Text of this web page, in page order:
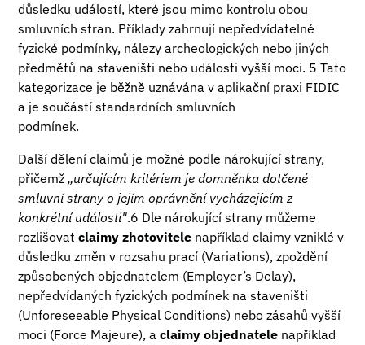
důsledku událostí, které jsou mimo kontrolu obou
smluvních stran. Příklady zahrnují nepředvídatelné
fyzické podmínky, nálezy archeologických nebo jiných
předmětů na staveništi nebo události vyšší moci. 5 Tato
kategorizace je běžně uznávána v aplikační praxi FIDIC
a je součástí standardních smluvních
podmínek.
Další dělení claimů je možné podle nárokující strany,
přičemž „určujícím kritériem je domněnka dotčené
smluvní strany o jejím oprávnění vycházejícím z
konkrétní události".6 Dle nárokující strany můžeme
rozlišovatclaimy zhotovitele například claimy vzniklé v
důsledku změn v rozsahu prací (Variations), zpoždění
způsobených objednatelem (Employer’s Delay),
nepředvídaných fyzických podmínek na staveništi
(Unforeseeable Physical Conditions) nebo zásahů vyšší
moci (Force Majeure), aclaimy objednatele například